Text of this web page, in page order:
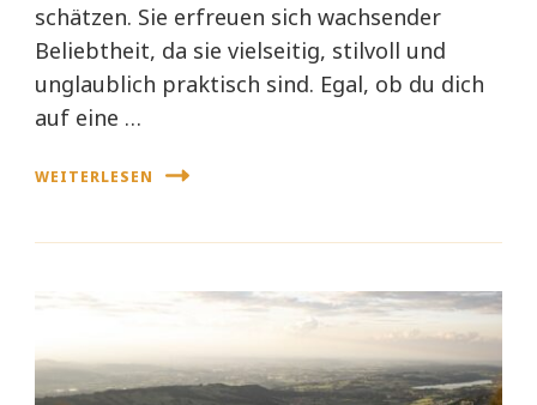
schätzen. Sie erfreuen sich wachsender
Beliebtheit, da sie vielseitig, stilvoll und
unglaublich praktisch sind. Egal, ob du dich
auf eine …
WEITERLESEN